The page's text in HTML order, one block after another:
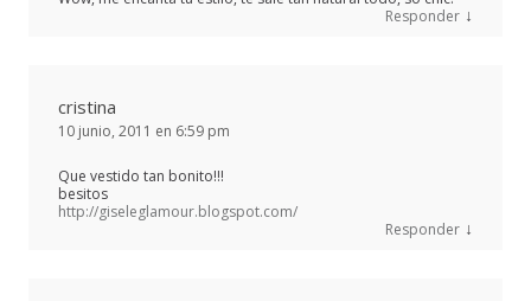
Responder ↓
cristina
10 junio, 2011 en 6:59 pm
Que vestido tan bonito!!!
besitos
http://giseleglamour.blogspot.com/
Responder ↓